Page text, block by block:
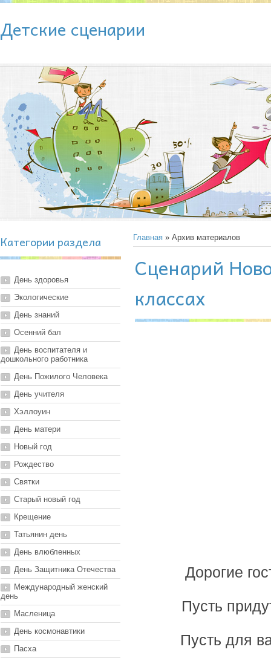
Детские сценарии
Категории раздела
День здоровья
Экологические
День знаний
Осенний бал
День воспитателя и
дошкольного работника
День Пожилого Человека
День учителя
Хэллоуин
День матери
Новый год
Рождество
Святки
Старый новый год
Крещение
Татьянин день
День влюбленных
День Защитника Отечества
Международный женский
день
Масленица
День космонавтики
Пасха
Главная » Архив материалов
Сценарий
классах
Дорогие
Пусть
Пусть для